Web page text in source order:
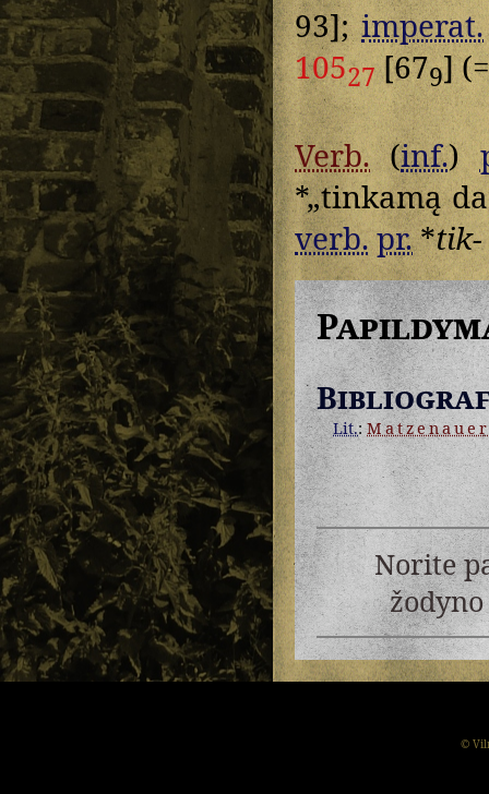
93];imperat.
10527[679]
Verb.(inf.)
*„tinkamą
verb.pr.*tik-
Lit.:Matzenauer
Norite
©